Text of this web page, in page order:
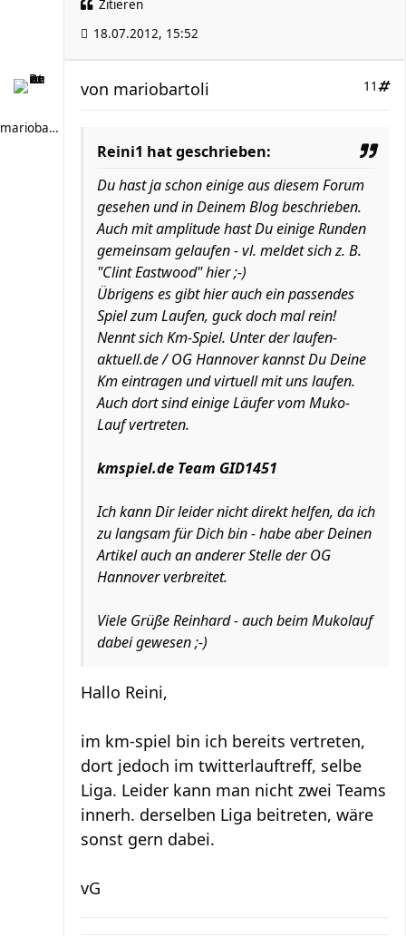
Zitieren
18.07.2012, 15:52
mariobartoli
11
von mariobartoli
Reini1 hat geschrieben:
Du hast ja schon einige aus diesem Forum
gesehen und in Deinem Blog beschrieben.
Auch mit amplitude hast Du einige Runden
gemeinsam gelaufen - vl. meldet sich z. B.
"Clint Eastwood" hier ;-)
Übrigens es gibt hier auch ein passendes
Spiel zum Laufen, guck doch mal rein!
Nennt sich Km-Spiel. Unter der laufen-
aktuell.de / OG Hannover kannst Du Deine
Km eintragen und virtuell mit uns laufen.
Auch dort sind einige Läufer vom Muko-
Lauf vertreten.
kmspiel.de Team GID1451
Ich kann Dir leider nicht direkt helfen, da ich
zu langsam für Dich bin - habe aber Deinen
Artikel auch an anderer Stelle der OG
Hannover verbreitet.
Viele Grüße Reinhard - auch beim Mukolauf
dabei gewesen ;-)
Hallo Reini,
im km-spiel bin ich bereits vertreten,
dort jedoch im twitterlauftreff, selbe
Liga. Leider kann man nicht zwei Teams
innerh. derselben Liga beitreten, wäre
sonst gern dabei.
vG